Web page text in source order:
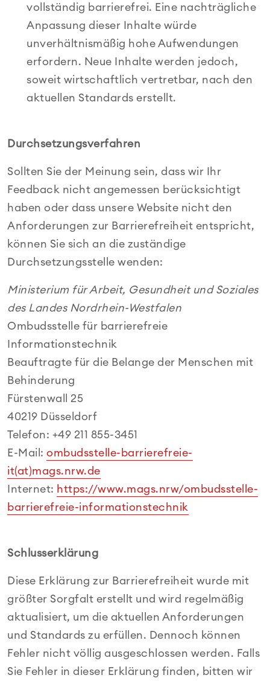
vollständig barrierefrei. Eine nachträgliche
Anpassung dieser Inhalte würde
unverhältnismäßig hohe Aufwendungen
erfordern. Neue Inhalte werden jedoch,
soweit wirtschaftlich vertretbar, nach den
aktuellen Standards erstellt.
Durchsetzungsverfahren
Sollten Sie der Meinung sein, dass wir Ihr
Feedback nicht angemessen berücksichtigt
haben oder dass unsere Website nicht den
Anforderungen zur Barrierefreiheit entspricht,
können Sie sich an die zuständige
Durchsetzungsstelle wenden:
Ministerium für Arbeit, Gesundheit und Soziales
des Landes Nordrhein-Westfalen
Ombudsstelle für barrierefreie
Informationstechnik
Beauftragte für die Belange der Menschen mit
Behinderung
Fürstenwall 25
40219 Düsseldorf
Telefon: +49 211 855-3451
E-Mail: ombudsstelle-barrierefreie-
it(at)mags.nrw.de
Internet: https://www.mags.nrw/ombudsstelle-
barrierefreie-informationstechnik
Schlusserklärung
Diese Erklärung zur Barrierefreiheit wurde mit
größter Sorgfalt erstellt und wird regelmäßig
aktualisiert, um die aktuellen Anforderungen
und Standards zu erfüllen. Dennoch können
Fehler nicht völlig ausgeschlossen werden. Falls
Sie Fehler in dieser Erklärung finden, bitten wir